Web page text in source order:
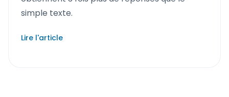
simple texte.
Lire l'article